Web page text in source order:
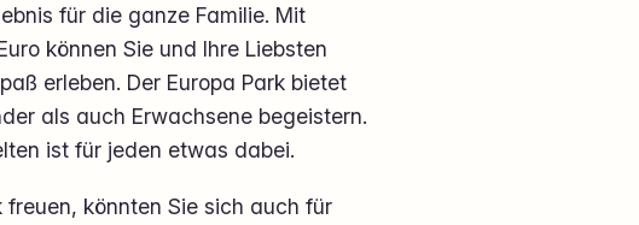
für die ganze Familie. Mit
können Sie und Ihre Liebsten
erleben. Der Europa Park bietet
als auch Erwachsene begeistern.
ist für jeden etwas dabei.
freuen, könnten Sie sich auch für